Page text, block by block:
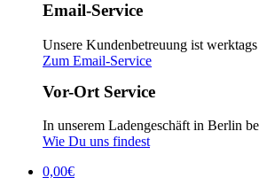
Email-Service
Unsere Kundenbetreuung ist
Zum Email-Service
Vor-Ort Service
In unserem Ladengeschäft in Berlin
Wie Du uns findest
0,00€